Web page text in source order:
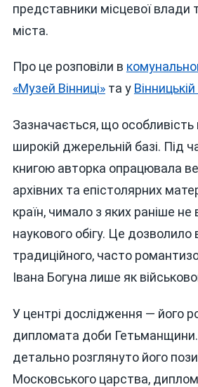
представники місцевої влади
міста.
Про це розповіли в
«Музей Вінниці»та у
Зазначається, що
широкій джерельній базі. Під
книгою авторка опрацювала
архівних та епістолярних
країн, чимало з яких раніше
наукового обігу. Це дозволило
традиційного, часто
Івана Богуна лише як
У центрі дослідження — його
дипломата доби
детально розглянуто його
Московського царства,